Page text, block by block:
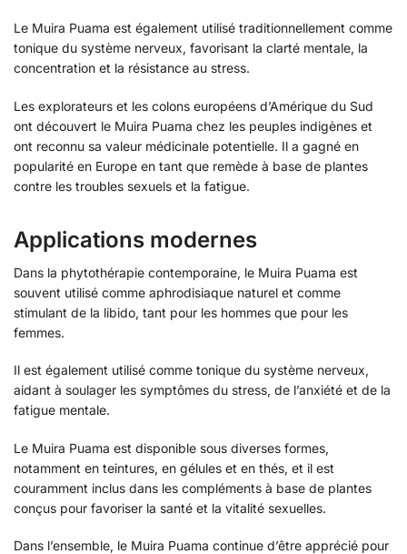
Le Muira Puama est également utilisé traditionnellement comme
tonique du système nerveux, favorisant la clarté mentale, la
concentration et la résistance au stress.
Les explorateurs et les colons européens d’Amérique du Sud
ont découvert le Muira Puama chez les peuples indigènes et
ont reconnu sa valeur médicinale potentielle. Il a gagné en
popularité en Europe en tant que remède à base de plantes
contre les troubles sexuels et la fatigue.
Applications modernes
Dans la phytothérapie contemporaine, le Muira Puama est
souvent utilisé comme aphrodisiaque naturel et comme
stimulant de la libido, tant pour les hommes que pour les
femmes.
Il est également utilisé comme tonique du système nerveux,
aidant à soulager les symptômes du stress, de l’anxiété et de la
fatigue mentale.
Le Muira Puama est disponible sous diverses formes,
notamment en teintures, en gélules et en thés, et il est
couramment inclus dans les compléments à base de plantes
conçus pour favoriser la santé et la vitalité sexuelles.
Dans l’ensemble, le Muira Puama continue d’être apprécié pour